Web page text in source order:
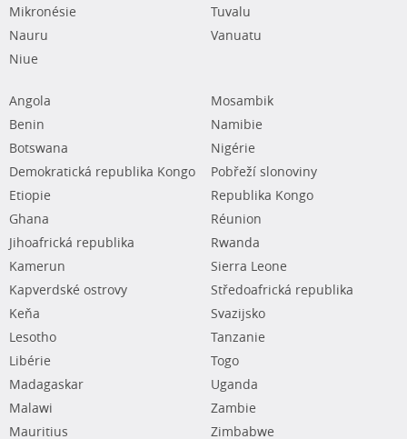
Mikronésie
Nauru
Niue
Tuvalu
Vanuatu
Angola
Benin
Botswana
Demokratická republika Kongo
Etiopie
Ghana
Jihoafrická republika
Kamerun
Kapverdské ostrovy
Keňa
Lesotho
Libérie
Madagaskar
Malawi
Mauritius
Mosambik
Namibie
Nigérie
Pobřeží slonoviny
Republika Kongo
Réunion
Rwanda
Sierra Leone
Středoafrická republika
Svazijsko
Tanzanie
Togo
Uganda
Zambie
Zimbabwe